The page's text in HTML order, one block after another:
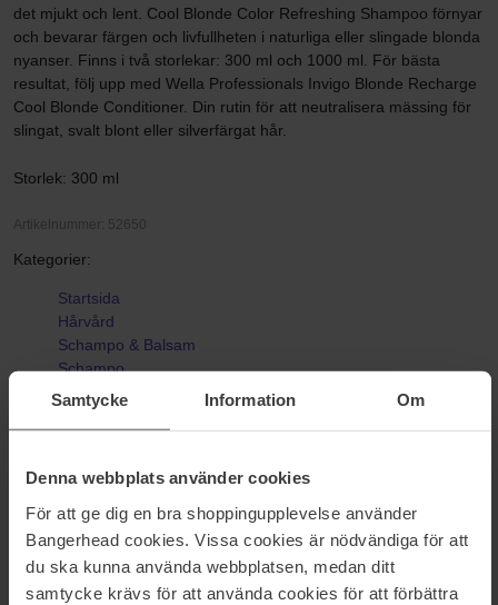
Samtycke Information Om
Denna webbplats använder cookies
För att ge dig en bra shoppingupplevelse använder
Bangerhead cookies. Vissa cookies är nödvändiga för att
du ska kunna använda webbplatsen, medan ditt
samtycke krävs för att använda cookies för att förbättra
det mjukt och lent. Cool Blonde Color Refreshing Shampoo förnyar
och bevarar färgen och livfullheten i naturliga eller slingade blonda
nyanser. Finns i två storlekar: 300 ml och 1000 ml. För bästa
resultat, följ upp med Wella Professionals Invigo Blonde Recharge
Cool Blonde Conditioner. Din rutin för att neutralisera mässing för
slingat, svalt blont eller silverfärgat hår.
Storlek: 300 ml
Artikelnummer: 52650
Kategorier:
Startsida
Hårvård
Schampo & Balsam
Schampo
INVIGO Blonde Recharge Shampoo
Recensioner (10)Frågor & svar (0)
4.4